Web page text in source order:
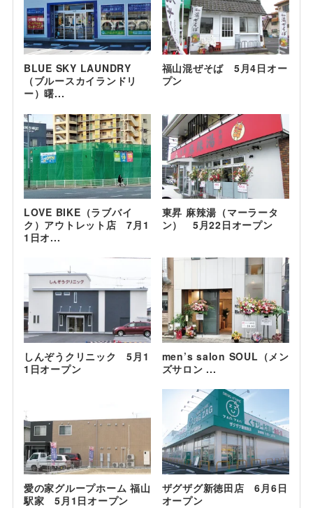
BLUE SKY LAUNDRY
（ブルースカイランドリ
ー）曙...
福山混ぜそば 5月4日オー
プン
LOVE BIKE（ラブバイ
ク）アウトレット店 7月1
1日オ...
東昇 麻辣湯（マーラータ
ン） 5月22日オープン
しんぞうクリニック 5月1
1日オープン
men’s salon SOUL（メン
ズサロン ...
愛の家グループホーム 福山
駅家 5月1日オープン
ザグザグ新徳田店 6月6日
オープン